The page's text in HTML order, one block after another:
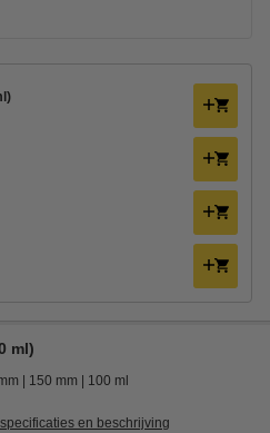
ml)
150 mm 100 ml
en beschrijving